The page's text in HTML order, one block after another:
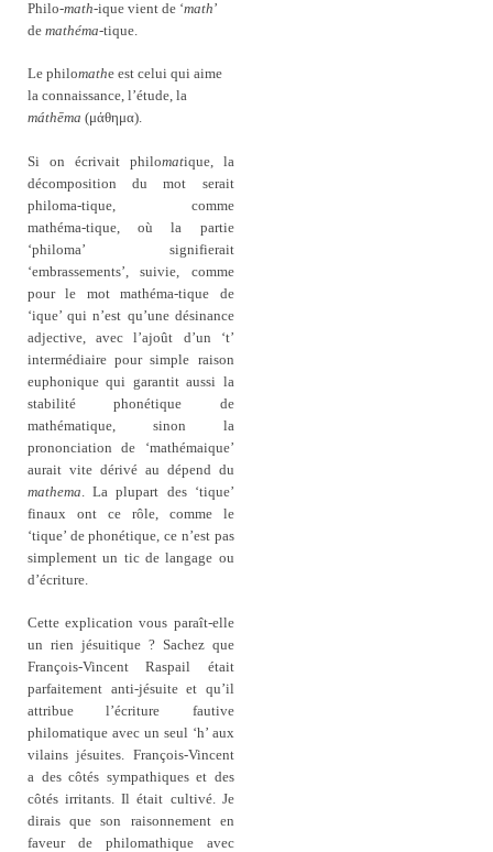
Philo-math-ique vient de ‘math’
de mathéma-tique.
Le philomathe est celui qui aime
la connaissance, l’étude, la
máthēma (μάθημα).
Si on écrivait philomatique, la
décomposition du mot serait
philoma-tique, comme
mathéma‑tique, où la partie
‘philoma’ signifierait
‘embrassements’, suivie, comme
pour le mot mathéma‑tique de
‘ique’ qui n’est qu’une désinance
adjective, avec l’ajoût d’un ‘t’
intermédiaire pour simple raison
euphonique qui garantit aussi la
stabilité phonétique de
mathématique, sinon la
prononciation de ‘mathémaique’
aurait vite dérivé au dépend du
mathema . La plupart des ‘tique’
finaux ont ce rôle, comme le
‘tique’ de phonétique, ce n’est pas
simplement un tic de langage ou
d’écriture.
Cette explication vous paraît-elle
un rien jésuitique ? Sachez que
François-Vincent Raspail était
parfaitement anti-jésuite et qu’il
attribue l’écriture fautive
philomatique avec un seul ‘h’ aux
vilains jésuites. François-Vincent
a des côtés sympathiques et des
côtés irritants. Il était cultivé. Je
dirais que son raisonnement en
faveur de philomathique avec